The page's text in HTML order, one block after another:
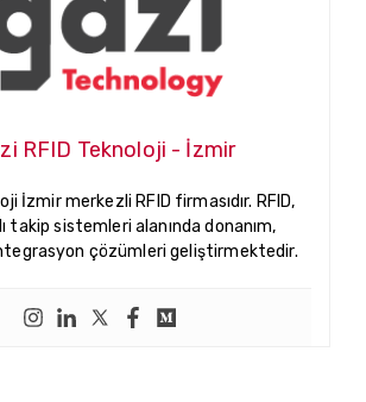
RFID Teknoloji - İzmir
İzmir merkezli RFID firmasıdır. RFID,
takip sistemleri alanında donanım,
çözümleri geliştirmektedir.